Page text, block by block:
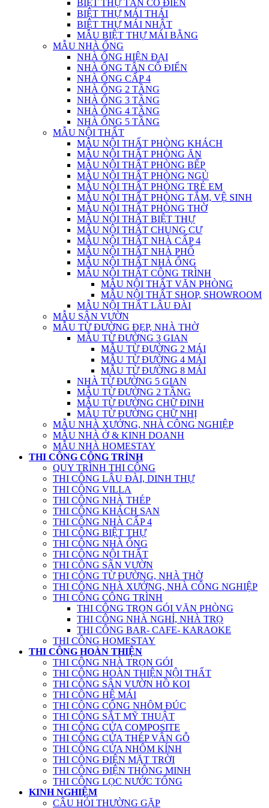
BIỆT THỰ TÂN CỔ ĐIỂN
BIỆT THỰ MÁI THÁI
BIỆT THỰ MÁI NHẬT
MẪU BIỆT THỰ MÁI BẰNG
MẪU NHÀ ỐNG
NHÀ ỐNG HIỆN ĐẠI
NHÀ ỐNG TÂN CỔ ĐIỂN
NHÀ ỐNG CẤP 4
NHÀ ỐNG 2 TẦNG
NHÀ ỐNG 3 TẦNG
NHÀ ỐNG 4 TẦNG
NHÀ ỐNG 5 TẦNG
MẪU NỘI THẤT
MẪU NỘI THẤT PHÒNG KHÁCH
MẪU NỘI THẤT PHÒNG ĂN
MẪU NỘI THẤT PHÒNG BẾP
MẪU NỘI THẤT PHÒNG NGỦ
MẪU NỘI THẤT PHÒNG TRẺ EM
MẪU NỘI THẤT PHÒNG TẮM, VỆ SINH
MẪU NỘI THẤT PHÒNG THỜ
MẪU NỘI THẤT BIỆT THỰ
MẪU NỘI THẤT CHUNG CƯ
MẪU NỘI THẤT NHÀ CẤP 4
MẪU NỘI THẤT NHÀ PHỐ
MẪU NỘI THẤT NHÀ ỐNG
MẪU NỘI THẤT CÔNG TRÌNH
MẪU NỘI THẤT VĂN PHÒNG
MẪU NỘI THẤT SHOP, SHOWROOM
MẪU NỘI THẤT LÂU ĐÀI
MẪU SÂN VƯỜN
MẪU TỪ ĐƯỜNG ĐẸP, NHÀ THỜ
MẪU TỪ ĐƯỜNG 3 GIAN
MẪU TỪ ĐƯỜNG 2 MÁI
MẪU TỪ ĐƯỜNG 4 MÁI
MẪU TỪ ĐƯỜNG 8 MÁI
NHÀ TỪ ĐƯỜNG 5 GIAN
MẪU TỪ ĐƯỜNG 2 TẦNG
MẪU TỪ ĐƯỜNG CHỮ ĐINH
MẪU TỪ ĐƯỜNG CHỮ NHỊ
MẪU NHÀ XƯỞNG, NHÀ CÔNG NGHIỆP
MẪU NHÀ Ở & KINH DOANH
MẪU NHÀ HOMESTAY
THI CÔNG CÔNG TRÌNH
QUY TRÌNH THI CÔNG
THI CÔNG LÂU ĐÀI, DINH THỰ
THI CÔNG VILLA
THI CÔNG NHÀ THÉP
THI CÔNG KHÁCH SẠN
THI CÔNG NHÀ CẤP 4
THI CÔNG BIỆT THỰ
THI CÔNG NHÀ ỐNG
THI CÔNG NỘI THẤT
THI CÔNG SÂN VƯỜN
THI CÔNG TỪ ĐƯỜNG, NHÀ THỜ
THI CÔNG NHÀ XƯỞNG, NHÀ CÔNG NGHIỆP
THI CÔNG CÔNG TRÌNH
THI CÔNG TRỌN GÓI VĂN PHÒNG
THI CÔNG NHÀ NGHỈ, NHÀ TRỌ
THI CÔNG BAR- CAFE- KARAOKE
THI CÔNG HOMESTAY
THI CÔNG HOÀN THIỆN
THI CÔNG NHÀ TRỌN GÓI
THI CÔNG HOÀN THIỆN NỘI THẤT
THI CÔNG SÂN VƯỜN HỒ KOI
THI CÔNG HỆ MÁI
THI CÔNG CỔNG NHÔM ĐÚC
THI CÔNG SẮT MỸ THUẬT
THI CÔNG CỬA COMPOSITE
THI CÔNG CỬA THÉP VÂN GỖ
THI CÔNG CỬA NHÔM KÍNH
THI CÔNG ĐIỆN MẶT TRỜI
THI CÔNG ĐIỆN THÔNG MINH
THI CÔNG LỌC NƯỚC TỔNG
KINH NGHIỆM
CÂU HỎI THƯỜNG GẶP